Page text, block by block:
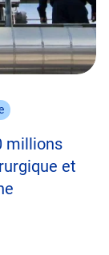
millions
et